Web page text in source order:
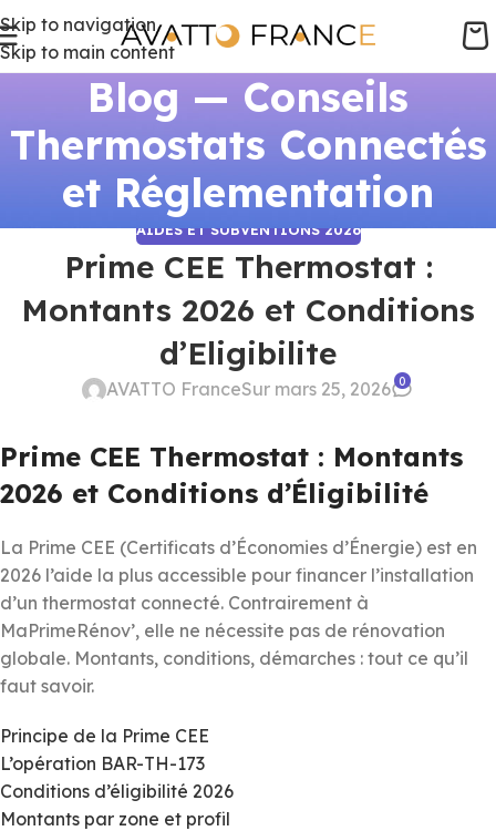
Skip to navigation
Skip to main content
Blog — Conseils
Thermostats Connectés
et Réglementation
AIDES ET SUBVENTIONS 2026
Prime CEE Thermostat :
Montants 2026 et Conditions
d’Eligibilite
AVATTO FranceSur mars 25, 2026 0
Prime CEE Thermostat : Montants
2026 et Conditions d’Éligibilité
La Prime CEE (Certificats d’Économies d’Énergie) est en
2026 l’aide la plus accessible pour financer l’installation
d’un thermostat connecté. Contrairement à
MaPrimeRénov’, elle ne nécessite pas de rénovation
globale. Montants, conditions, démarches : tout ce qu’il
faut savoir.
Principe de la Prime CEE
L’opération BAR-TH-173
Conditions d’éligibilité 2026
Montants par zone et profil